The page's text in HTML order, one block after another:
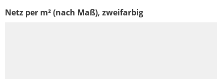
Netz per m² (nach Maß), zweifarbig